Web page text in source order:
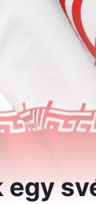
egy